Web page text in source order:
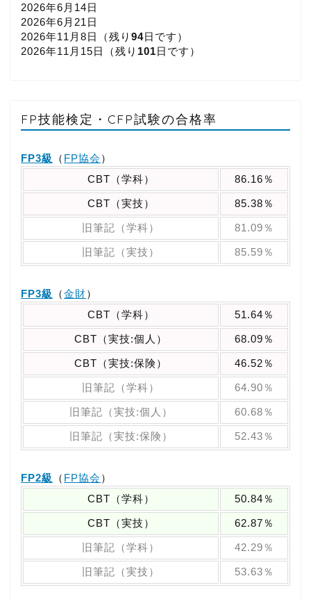
2026年6月14日
2026年6月21日
2026年11月8日（残り 94日です）
2026年11月15日（残り 101日です）
FP技能検定・CFP試験の合格率
FP3級 （ FP協会 ）
CBT（学科）
86.16％
CBT（実技） 85.38％
旧筆記（学科） 81.09％
旧筆記（実技） 85.59％
FP3級 （金財）
CBT（学科）
51.64％
CBT（実技:個人） 68.09％
CBT（実技:保険） 46.52％
旧筆記（学科） 64.90％
旧筆記（実技:個人） 60.68％
旧筆記（実技:保険） 52.43％
FP2級 （ FP協会 ）
CBT（学科）
50.84％
CBT（実技） 62.87％
旧筆記（学科） 42.29％
旧筆記（実技） 53.63％